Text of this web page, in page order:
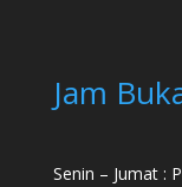
Jam
Senin – Jumat :